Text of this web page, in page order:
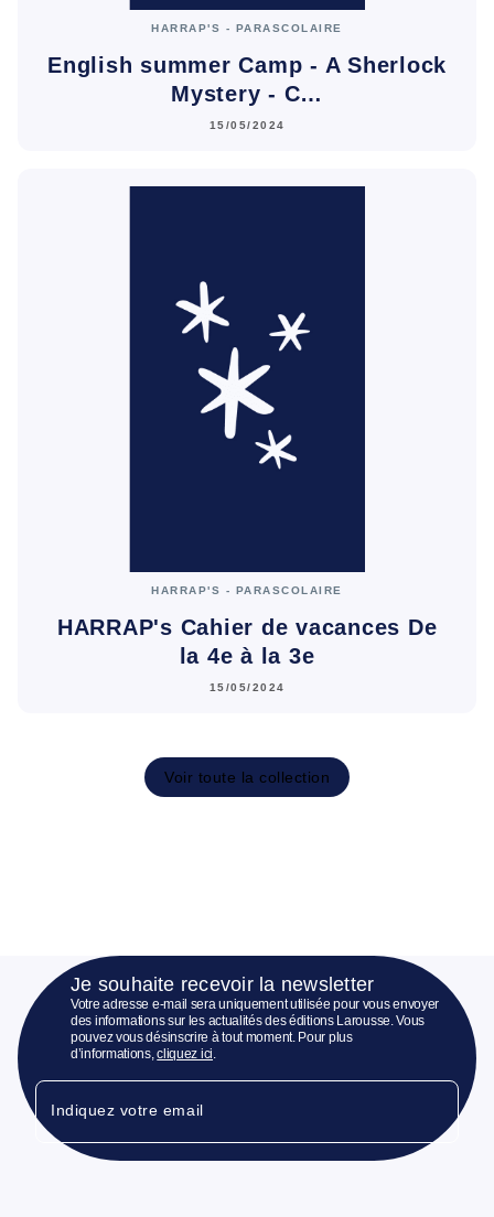
HARRAP'S - PARASCOLAIRE
English summer Camp - A Sherlock
Mystery - C…
15/05/2024
HARRAP'S - PARASCOLAIRE
HARRAP's Cahier de vacances De
la 4e à la 3e
15/05/2024
Voir toute la collection
Je souhaite recevoir la newsletter
Votre adresse e-mail sera uniquement utilisée pour vous envoyer
des informations sur les actualités des éditions Larousse. Vous
pouvez vous désinscrire à tout moment. Pour plus
d’informations,cliquez ici
Indiquez votre email